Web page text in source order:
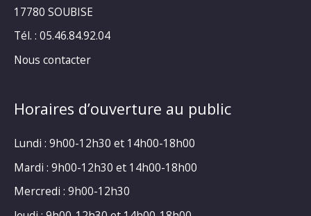
17780 SOUBISE
Tél. : 05.46.84.92.04
Nous contacter
Horaires d’ouverture au public
Lundi : 9h00-12h30 et 14h00-18h00
Mardi : 9h00-12h30 et 14h00-18h00
Mercredi : 9h00-12h30